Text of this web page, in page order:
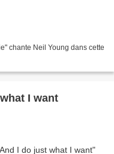
chante Neil Young dans cette
I want